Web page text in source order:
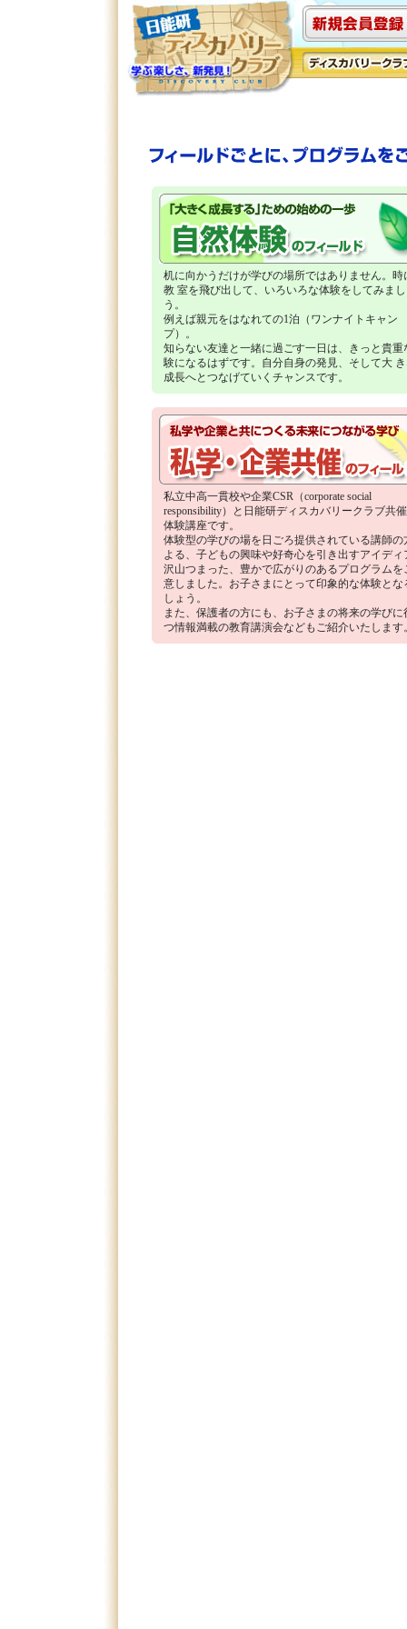
机に向かうだけが学びの場所ではありません。時
教 室を飛び出して、いろいろな体験をしてみま
う。
例えば親元をはなれての1泊（ワンナイトキャン
プ）。
知らない友達と一緒に過ごす一日は、きっと貴重
験になるはずです。自分自身の発見、そして大
成長へとつなげていくチャンスです。
私立中高一貫校や企業CSR（corporate social
responsibility）と日能研ディスカバリークラブ共
体験講座です。
体験型の学びの場を日ごろ提供されている講師の
よる、子どもの興味や好奇心を引き出すアイディ
沢山つまった、豊かで広がりのあるプログラムを
意しました。お子さまにとって印象的な体験とな
しょう。
また、保護者の方にも、お子さまの将来の学びに
つ情報満載の教育講演会などもご紹介いたします